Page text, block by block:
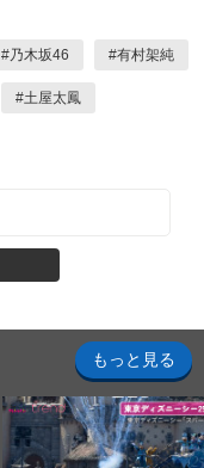
#乃木坂46 #有村架純
#土屋太鳳
もっと見る